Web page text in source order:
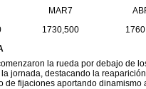
MAR7
1730,500
la rueda por debajo de
jornada, destacando la
de fijaciones aportando dinamismo